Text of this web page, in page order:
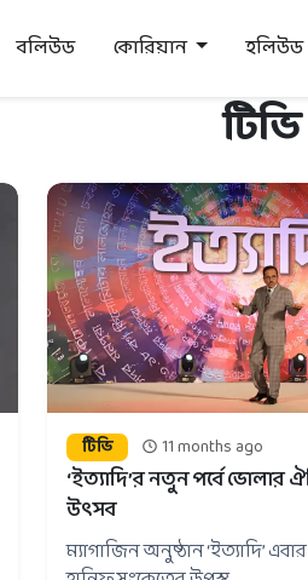
বলিউড কোরিয়ান হলিউড
টিভি
টিভি 11 months ago
‘ইত্যাদি’র নতুন পর্বে ভোলার
উৎসব
ম্যাগাজিন অনুষ্ঠান ‘ইত্যাদি’